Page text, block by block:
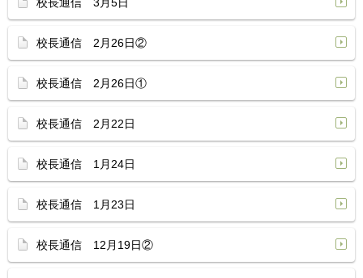
校長通信 2月26日②
校長通信 2月26日①
校長通信 2月22日
校長通信 1月24日
校長通信 1月23日
校長通信 12月19日②